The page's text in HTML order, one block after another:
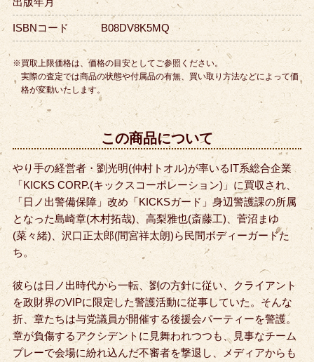
ISBNコード B08DV8K5MQ
※買取上限価格は、価格の目安としてご参照ください。
実際の査定では商品の状態や付属品の有無、買い取り方法などによって価
格が変動いたします。
この商品について
やり手の経営者・劉光明(仲村トオル)が率いるIT系総合企業
「KICKS CORP.(キックスコーポレーション)」に買収され、
「日ノ出警備保障」改め「KICKSガード」身辺警護課の所属
となった島崎章(木村拓哉)、高梨雅也(斎藤工)、菅沼まゆ
(菜々緒)、沢口正太郎(間宮祥太朗)ら民間ボディーガードた
ち。
彼らは日ノ出時代から一転、劉の方針に従い、クライアント
を政財界のVIPに限定した警護活動に従事していた。 そんな
折、章たちは与党議員が開催する後援会パーティーを警護。
章が負傷するアクシデントに見舞われつつも、見事なチーム
プレーで会場に紛れ込んだ不審者を撃退し、メディアからも